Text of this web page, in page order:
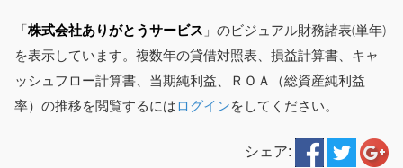
「株式会社ありがとうサービス 」のビジュアル財務諸表(単年)
を表示しています。複数年の貸借対照表、損益計算書、キャ
ッシュフロー計算書、当期純利益、ＲＯＡ（総資産純利益
率）の推移を閲覧するにはログインをしてください。
シェア: